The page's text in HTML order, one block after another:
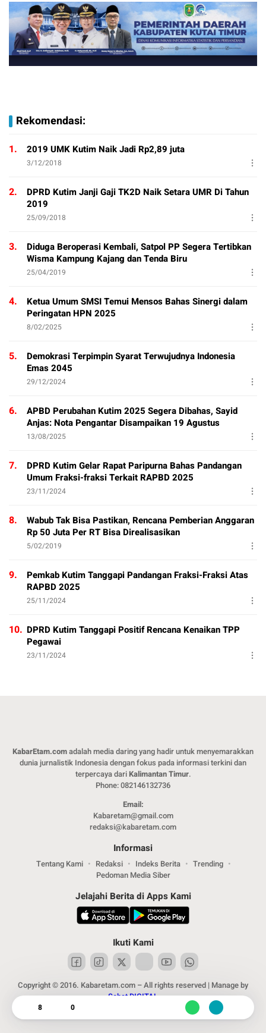
Rekomendasi:
1. 2019 UMK Kutim Naik Jadi Rp2,89 juta
3/12/2018
2.
DPRD Kutim Janji Gaji TK2D Naik Setara UMR Di Tahun
2019
25/09/2018
3.
Diduga Beroperasi Kembali, Satpol PP Segera Tertibkan
Wisma Kampung Kajang dan Tenda Biru
25/04/2019
4.
Ketua Umum SMSI Temui Mensos Bahas Sinergi dalam
Peringatan HPN 2025
8/02/2025
5.
Demokrasi Terpimpin Syarat Terwujudnya Indonesia
Emas 2045
29/12/2024
6.
APBD Perubahan Kutim 2025 Segera Dibahas, Sayid
Anjas: Nota Pengantar Disampaikan 19 Agustus
13/08/2025
7.
DPRD Kutim Gelar Rapat Paripurna Bahas Pandangan
Umum Fraksi-fraksi Terkait RAPBD 2025
23/11/2024
8.
Wabub Tak Bisa Pastikan, Rencana Pemberian Anggaran
Rp 50 Juta Per RT Bisa Direalisasikan
5/02/2019
9.
Pemkab Kutim Tanggapi Pandangan Fraksi-Fraksi Atas
RAPBD 2025
25/11/2024
10. DPRD Kutim Tanggapi Positif Rencana Kenaikan TPP
Pegawai
23/11/2024
KabarEtam.comadalah media daring yang hadir untuk menyemarakkan
dunia jurnalistik Indonesia dengan fokus pada informasi terkini dan
terpercaya dariKalimantan Timur.
Phone: 082146132736
Email:
Kabaretam@gmail.com
redaksi@kabaretam.com
Informasi
Tentang Kami Redaksi Indeks Berita
Trending
Pedoman Media Siber
Jelajahi Berita di Apps Kami
Ikuti Kami
Copyright © 2016. Kabaretam.com – All rights reserved | Manage by
Sobat DIGITAL
8 0